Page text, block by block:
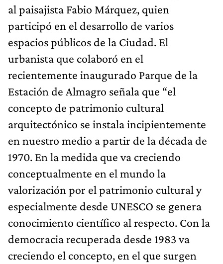
al paisajista Fabio Márquez, quien
participó en el desarrollo de varios
espacios públicos de la Ciudad. El
urbanista que colaboró en el
recientemente inaugurado Parque de la
Estación de Almagro señala que “el
concepto de patrimonio cultural
arquitectónico se instala incipientemente
en nuestro medio a partir de la década de
1970. En la medida que va creciendo
conceptualmente en el mundo la
valorización por el patrimonio cultural y
especialmente desde UNESCO se genera
conocimiento científico al respecto. Con la
democracia recuperada desde 1983 va
creciendo el concepto, en el que surgen